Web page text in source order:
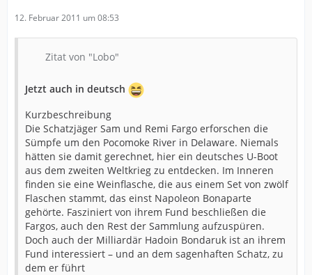
12. Februar 2011 um 08:53
Zitat von "Lobo"
Jetzt auch in deutsch
Kurzbeschreibung
Die Schatzjäger Sam und Remi Fargo erforschen die
Sümpfe um den Pocomoke River in Delaware. Niemals
hätten sie damit gerechnet, hier ein deutsches U-Boot
aus dem zweiten Weltkrieg zu entdecken. Im Inneren
finden sie eine Weinflasche, die aus einem Set von zwölf
Flaschen stammt, das einst Napoleon Bonaparte
gehörte. Fasziniert von ihrem Fund beschließen die
Fargos, auch den Rest der Sammlung aufzuspüren.
Doch auch der Milliardär Hadoin Bondaruk ist an ihrem
Fund interessiert – und an dem sagenhaften Schatz, zu
dem er führt